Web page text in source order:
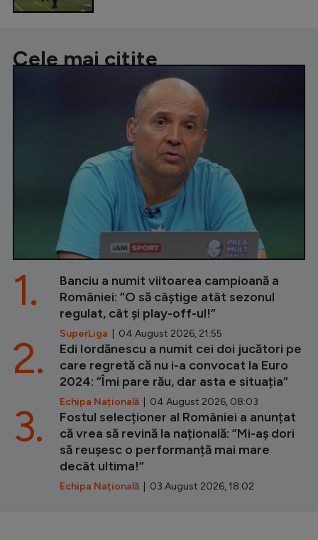
Cele mai citite
Banciu a numit viitoarea campioană a
României: ”O să câștige atât sezonul
regulat, cât și play-off-ul!”
SuperLiga | 04 August 2026, 21:55
1.
Edi Iordănescu a numit cei doi jucători pe
care regretă că nu i-a convocat la Euro
2024: ”Îmi pare rău, dar asta e situația”
Echipa Națională | 04 August 2026, 08:03
2.
Fostul selecționer al României a anunțat
că vrea să revină la națională: ”Mi-aș dori
să reușesc o performanță mai mare
decât ultima!”
Echipa Națională | 03 August 2026, 18:02
3.